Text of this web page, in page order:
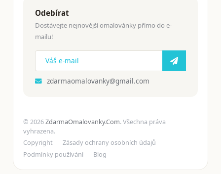
Odebírat
Dostávejte nejnovější omalovánky přímo do e-
mailu!
zdarmaomalovanky@gmail.com
© 2026ZdarmaOmalovanky.Com. Všechna práva
vyhrazena.
Copyright
Zásady ochrany osobních údajů
Podmínky používání
Blog